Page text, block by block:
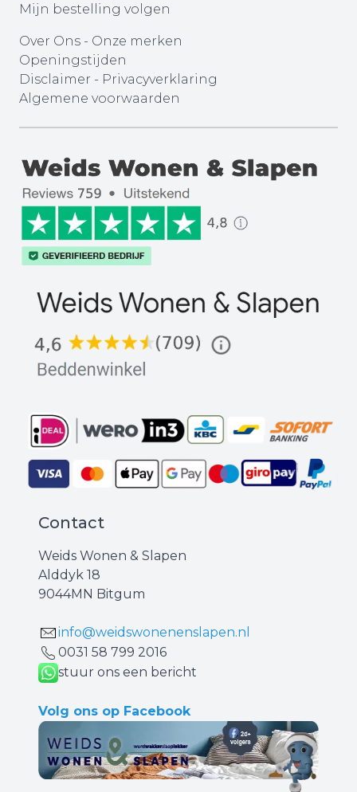
Mijn bestelling volgen
Over Ons - Onze merken
Openingstijden
Disclaimer - Privacyverklaring
Algemene voorwaarden
Contact
Weids Wonen & Slapen
Alddyk 18
9044MN Bitgum
info@weidswonenenslapen.nl
0031 ‪58 799 2016‬
stuur ons een bericht
Volg ons op Facebook